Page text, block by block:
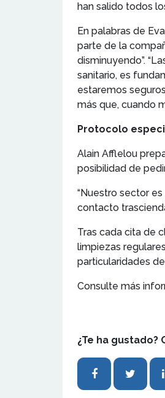
han salido todos
En palabras de
parte de la
disminuyendo”.
sanitario, es
estaremos
más que, cuando
Protocolo
Alain Afflelou
posibilidad de
“Nuestro sector
contacto
Tras cada cita de
limpiezas
particularidades
Consulte más
¿Te ha gustado?